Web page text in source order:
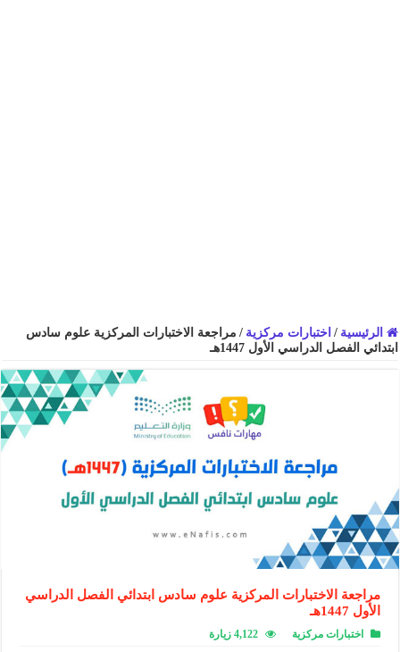
الرئيسية / اختبارات مركزية / مراجعة الاختبارات المركزية علوم سادس
ابتدائي الفصل الدراسي الأول 1447هـ
مراجعة الاختبارات المركزية علوم سادس ابتدائي الفصل الدراسي
الأول 1447هـ
اختبارات مركزية 4,122 زيارة